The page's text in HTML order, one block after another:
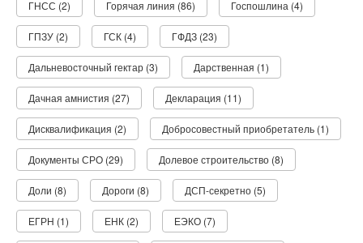
ГНСС (2) Горячая линия (86) Госпошлина (4)
ГПЗУ (2) ГСК (4) ГФДЗ (23)
Дальневосточный гектар (3) Дарственная (1)
Дачная амнистия (27) Декларация (11)
Дисквалификация (2) Добросовестный приобретатель (1)
Документы СРО (29) Долевое строительство (8)
Доли (8) Дороги (8) ДСП-секретно (5)
ЕГРН (1) ЕНК (2) ЕЭКО (7)